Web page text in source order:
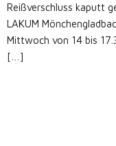
Reißverschluss kaputt
LAKUM
Mittwoch von 14 bis
[…]